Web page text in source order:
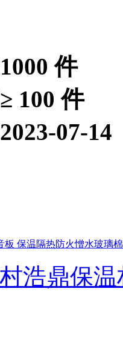
1000 件
≥ 100 件
2023-07-14
板 保温隔热防火憎水玻璃
浩鼎保